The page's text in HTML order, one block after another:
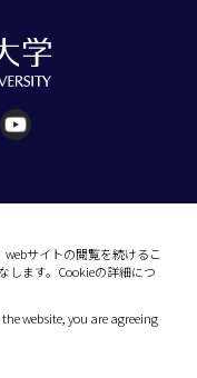
サイトの閲覧を続けるこ
します。Cookieの詳細につ
website, you are agreeing
790-